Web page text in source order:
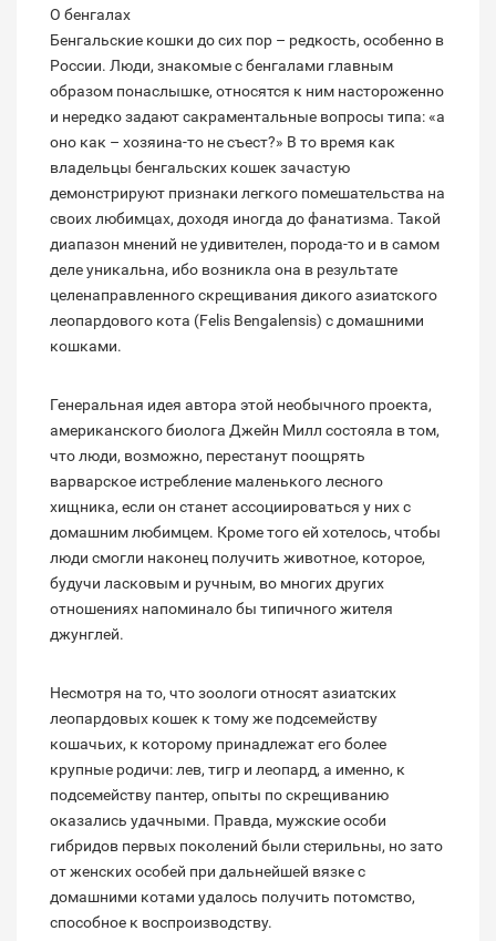
О бенгалах
Бенгальские кошки до сих пор – редкость, особенно в
России. Люди, знакомые с бенгалами главным
образом понаслышке, относятся к ним настороженно
и нередко задают сакраментальные вопросы типа: «а
оно как – хозяина-то не съест?» В то время как
владельцы бенгальских кошек зачастую
демонстрируют признаки легкого помешательства на
своих любимцах, доходя иногда до фанатизма. Такой
диапазон мнений не удивителен, порода-то и в самом
деле уникальна, ибо возникла она в результате
целенаправленного скрещивания дикого азиатского
леопардового кота (Felis Bengalensis) с домашними
кошками.
Генеральная идея автора этой необычного проекта,
американского биолога Джейн Милл состояла в том,
что люди, возможно, перестанут поощрять
варварское истребление маленького лесного
хищника, если он станет ассоциироваться у них с
домашним любимцем. Кроме того ей хотелось, чтобы
люди смогли наконец получить животное, которое,
будучи ласковым и ручным, во многих других
отношениях напоминало бы типичного жителя
джунглей.
Несмотря на то, что зоологи относят азиатских
леопардовых кошек к тому же подсемейству
кошачьих, к которому принадлежат его более
крупные родичи: лев, тигр и леопард, а именно, к
подсемейству пантер, опыты по скрещиванию
оказались удачными. Правда, мужские особи
гибридов первых поколений были стерильны, но зато
от женских особей при дальнейшей вязке с
домашними котами удалось получить потомство,
способное к воспроизводству.